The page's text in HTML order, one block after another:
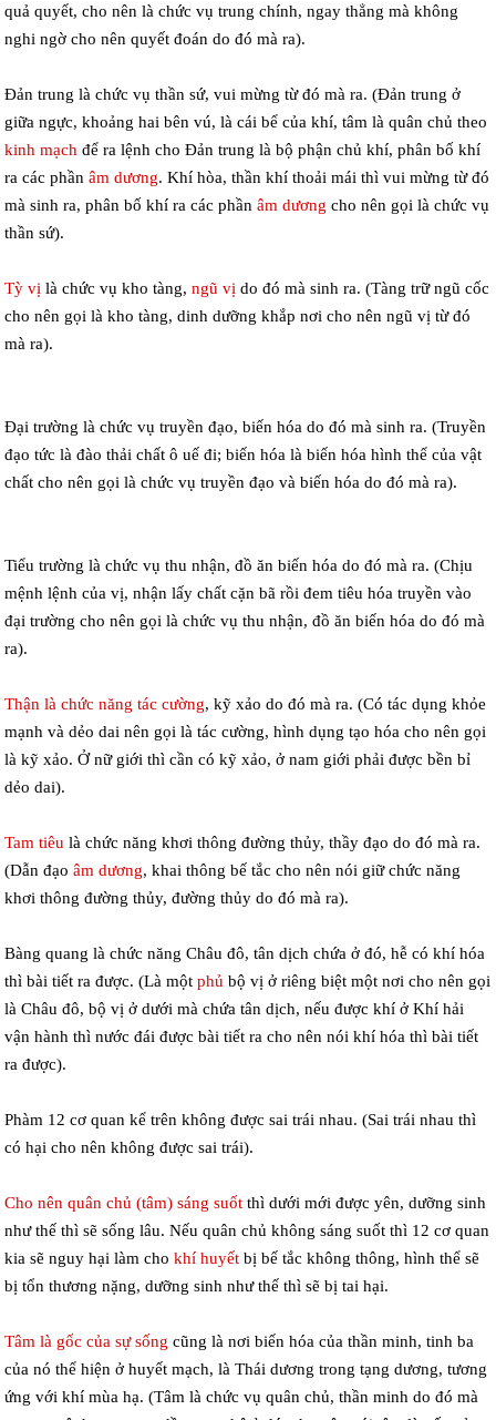
quả quyết, cho nên là chức vụ trung chính, ngay thẳng mà không
nghi ngờ cho nên quyết đoán do đó mà ra).
Đản trung là chức vụ thần sứ, vui mừng từ đó mà ra. (Đản trung ở
giữa ngực, khoảng hai bên vú, là cái bể của khí, tâm là quân chủ theo
kinh mạch để ra lệnh cho Đản trung là bộ phận chủ khí, phân bố khí
ra các phầnâm dương. Khí hòa, thần khí thoải mái thì vui mừng từ đó
mà sinh ra, phân bố khí ra các phầnâm dương cho nên gọi là chức vụ
thần sứ).
Tỳ vị là chức vụ kho tàng,ngũ vị do đó mà sinh ra. (Tàng trữ ngũ cốc
cho nên gọi là kho tàng, dinh dưỡng khắp nơi cho nên ngũ vị từ đó
mà ra).
Đại trường là chức vụ truyền đạo, biến hóa do đó mà sinh ra. (Truyền
đạo tức là đào thải chất ô uế đi; biến hóa là biến hóa hình thể của vật
chất cho nên gọi là chức vụ truyền đạo và biến hóa do đó mà ra).
Tiểu trường là chức vụ thu nhận, đồ ăn biến hóa do đó mà ra. (Chịu
mệnh lệnh của vị, nhận lấy chất cặn bã rồi đem tiêu hóa truyền vào
đại trường cho nên gọi là chức vụ thu nhận, đồ ăn biến hóa do đó mà
ra).
Thận là chức năng tác cường, kỹ xảo do đó mà ra. (Có tác dụng khỏe
mạnh và dẻo dai nên gọi là tác cường, hình dụng tạo hóa cho nên gọi
là kỹ xảo. Ở nữ giới thì cần có kỹ xảo, ở nam giới phải được bền bỉ
dẻo dai).
Tam tiêu là chức năng khơi thông đường thủy, thầy đạo do đó mà ra.
(Dẫn đạoâm dương, khai thông bế tắc cho nên nói giữ chức năng
khơi thông đường thủy, đường thủy do đó mà ra).
Bàng quang là chức năng Châu đô, tân dịch chứa ở đó, hễ có khí hóa
thì bài tiết ra được. (Là mộtphủ bộ vị ở riêng biệt một nơi cho nên gọi
là Châu đô, bộ vị ở dưới mà chứa tân dịch, nếu được khí ở Khí hải
vận hành thì nước đái được bài tiết ra cho nên nói khí hóa thì bài tiết
ra được).
Phàm 12 cơ quan kể trên không được sai trái nhau. (Sai trái nhau thì
có hại cho nên không được sai trái).
Cho nên quân chủ (tâm) sáng suốt thì dưới mới được yên, dưỡng sinh
như thế thì sẽ sống lâu. Nếu quân chủ không sáng suốt thì 12 cơ quan
kia sẽ nguy hại làm chokhí huyết bị bế tắc không thông, hình thể sẽ
bị tổn thương nặng, dưỡng sinh như thế thì sẽ bị tai hại.
Tâm là gốc của sự sống cũng là nơi biến hóa của thần minh, tinh ba
của nó thể hiện ở huyết mạch, là Thái dương trong tạng dương, tương
ứng với khí mùa hạ. (Tâm là chức vụ quân chủ, thần minh do đó mà